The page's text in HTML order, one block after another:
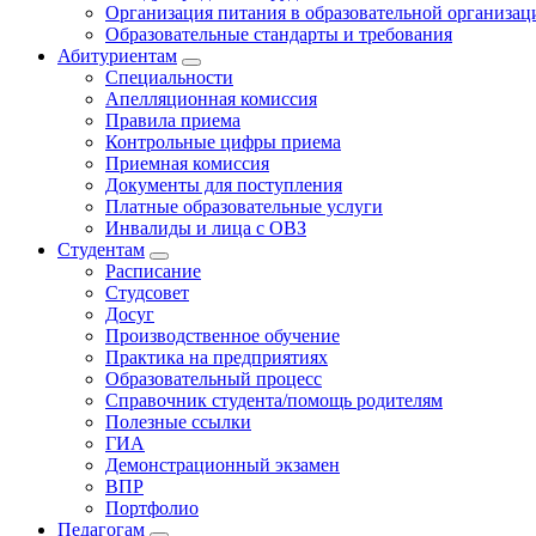
Организация питания в образовательной
Образовательные стандарты и требования
Абитуриентам
Специальности
Апелляционная комиссия
Правила приема
Контрольные цифры приема
Приемная комиссия
Документы для поступления
Платные образовательные услуги
Инвалиды и лица с ОВЗ
Студентам
Расписание
Студсовет
Досуг
Производственное обучение
Практика на предприятиях
Образовательный процесс
Справочник студента/помощь родителям
Полезные ссылки
ГИА
Демонстрационный экзамен
ВПР
Портфолио
Педагогам